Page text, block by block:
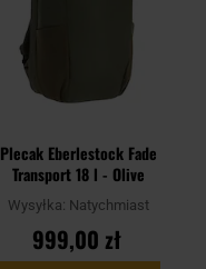
Plecak Eberlestock Fade
Transport 18 l - Olive
Wysyłka: Natychmiast
999,00 zł